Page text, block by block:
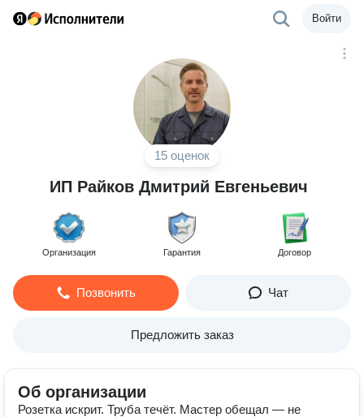
Войти
15 оценок
ИП Райков Дмитрий Евгеньевич
Организация Гарантия Договор
Позвонить Чат
Предложить заказ
Об организации
Розетка искрит. Труба течёт. Мастер обещал — не